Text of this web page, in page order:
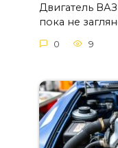
Двигатель
пока не
0 9